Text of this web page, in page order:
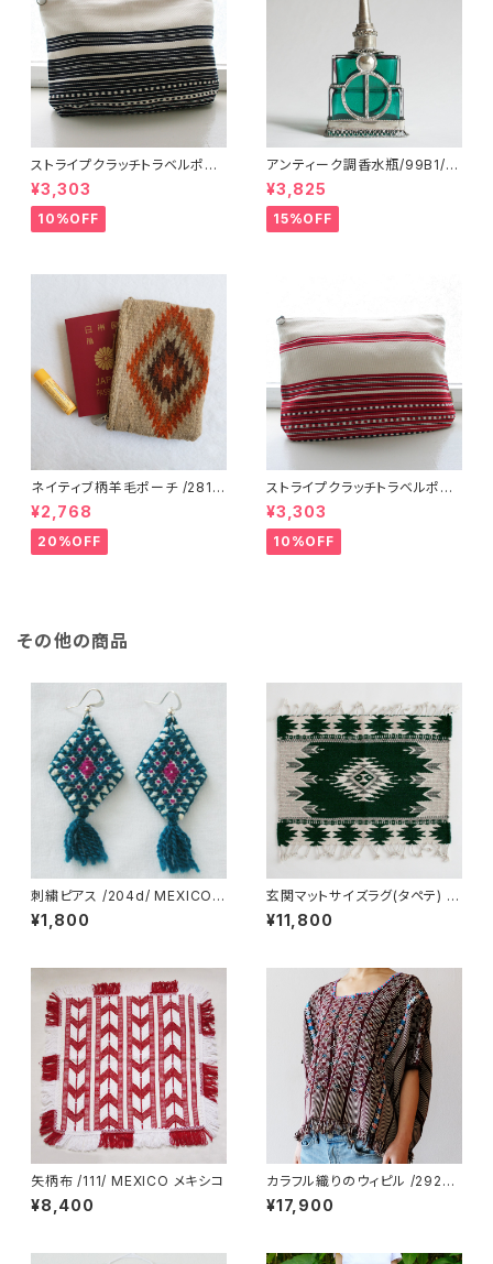
ストライプクラッチトラベルポー
チ/ L /147/Blue/ HUNGARY
ハンガリー
¥3,303
10%OFF
アンティーク調香水瓶/99B1/M
OROCCO モロッコ
¥3,825
15%OFF
ネイティブ柄羊毛ポーチ /281f/
MEXICO メキシコ
¥2,768
20%OFF
ストライプクラッチトラベルポー
チ / L /147/Red/ HUNGARY
ハンガリー
¥3,303
10%OFF
その他の商品
刺繍ピアス /204d/ MEXICO
メキシコ
¥1,800
玄関マットサイズラグ(タペテ) /
Green /238/ MEXICO メキシ
コ
¥11,800
矢柄布 /111/ MEXICO メキシコ
¥8,400
カラフル織りのウィピル /292a/
GUATEMALA グアテマラ
¥17,900